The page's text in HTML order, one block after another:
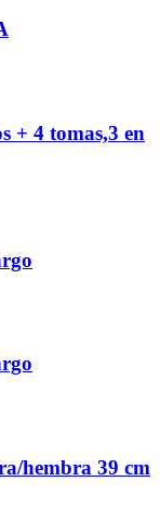
+ 4 tomas,3 en
hembra 39 cm